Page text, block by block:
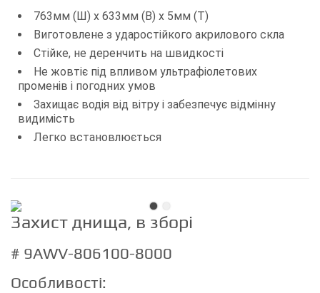
763мм (Ш) х 633мм (В) х 5мм (Т)
Виготовлене з ударостійкого акрилового скла
Стійке, не деренчить на швидкості
Не жовтіє під впливом ультрафіолетових
променів і погодних умов
Захищає водія від вітру і забезпечує відмінну
видимість
Легко встановлюється
Захист днища, в зборі
# 9AWV-806100-8000
Особливості: